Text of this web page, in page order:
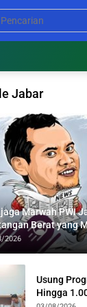
Jabar
Marwah PWI
Berat yang
Generasi
2026
Usung
Hingga